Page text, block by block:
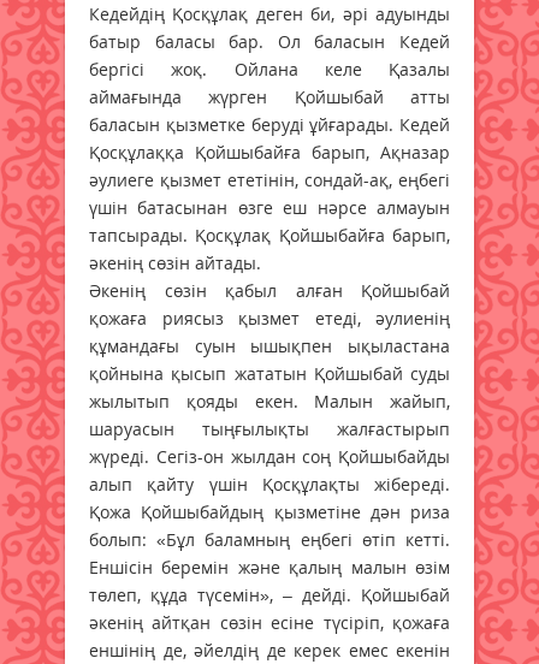
Кедейдің Қосқұлақ деген би, әрі адуынды
батыр баласы бар. Ол баласын Кедей
бергісі жоқ. Ойлана келе Қазалы
аймағында жүрген Қойшыбай атты
баласын қызметке беруді ұйғарады. Кедей
Қосқұлаққа Қойшыбайға барып, Ақназар
әулиеге қызмет ететінін, сондай-ақ, еңбегі
үшін батасынан өзге еш нәрсе алмау­­ын
тапсырады. Қосқұлақ Қойшыбайға барып,
әкенің сөзін айтады.
Әкенің сөзін қабыл алған Қойшыбай
қожаға риясыз қызмет етеді, әулиенің
құмандағы суын ышықпен ықыластана
қойнына қысып жататын Қойшыбай суды
жылытып қояды екен. Малын жайып,
шаруасын тыңғылықты жалғастырып
жүреді. Сегіз-он жылдан соң Қойшыбайды
алып қайту үшін Қосқұлақты жібереді.
Қожа Қойшыбайдың қызметіне дән риза
болып: «Бұл баламның еңбегі өтіп кетті.
Еншісін беремін және қалың малын өзім
төлеп, құда түсемін», – дейді. Қойшыбай
әкенің айтқан сөзін есіне түсіріп, қожаға
еншінің де, әйелдің де керек емес екенін